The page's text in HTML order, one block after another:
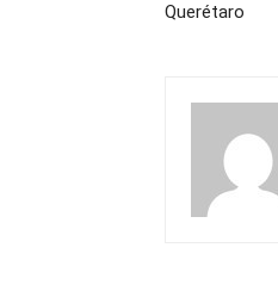
Querétaro